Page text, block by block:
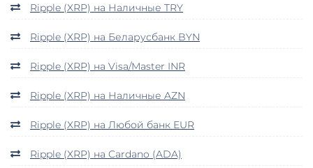
Ripple (XRP) на Наличные TRY
Ripple (XRP) на Беларусбанк BYN
Ripple (XRP) на Visa/Master INR
Ripple (XRP) на Наличные AZN
Ripple (XRP) на Любой банк EUR
Ripple (XRP) на Cardano (ADA)